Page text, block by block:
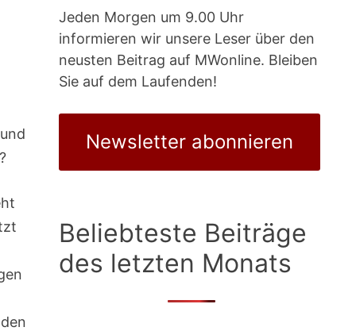
Jeden Morgen um 9.00 Uhr
informieren wir unsere Leser über den
neusten Beitrag auf MWonline. Bleiben
Sie auf dem Laufenden!
Newsletter abonnieren
Beliebteste Beiträge
des letzten Monats